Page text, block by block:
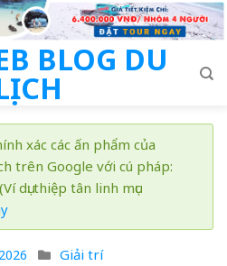
BLOG DU
xác các ấn phẩm của
trên Google với cú pháp:
dụ: thiệp tân linh mục
Giải trí